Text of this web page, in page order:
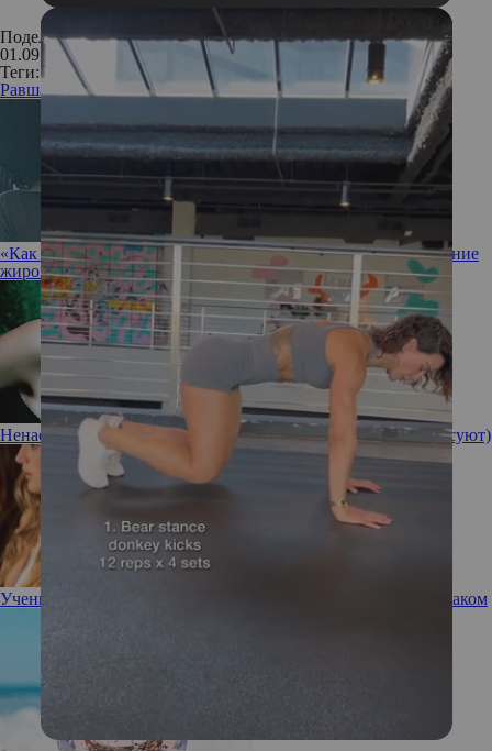
Поделиться:
01.09.2016
Теги:
Равшана Куркова
актриса театр интервью звезда
«Как росло, так и растет»: Слава пожаловалась на возвращение
жировых отложений после липосакции
Ненастоящие! Звезды, которые носят парики (и не комплексуют)
Ученые нашли взаимосвязь между женским бесплодием и раком